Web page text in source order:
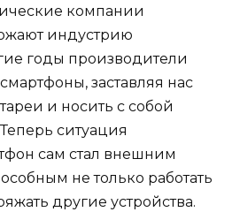
компании
индустрию
годы производители
заставляя нас
и носить с собой
ситуация
сам стал внешним
не только работать
другие устройства.